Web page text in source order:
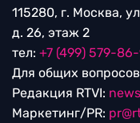
115280, г. Москва,
д. 26, этаж 2
тел: +7 (499) 579-
Для общих
Редакция RTVI:
Маркетинг/PR: